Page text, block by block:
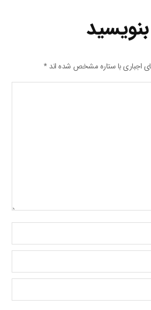
اجباری با ستاره مشخص شده اند*